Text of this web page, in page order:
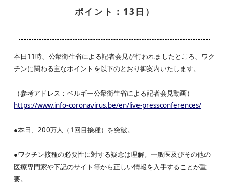
ポイント：13日）
本日11時、公衆衛生省による記者会見が行われましたところ、ワク
チンに関わる主なポイントを以下のとおり御案内いたします。
（参考アドレス：ベルギー公衆衛生省による記者会見動画）
https://www.info-coronavirus.be/en/live-pressconferences/
●本日、200万人（1回目接種）を突破。
●ワクチン接種の必要性に対する疑念は理解。一般医及びその他の
医療専門家や下記のサイト等から正しい情報を入手することが重
要。